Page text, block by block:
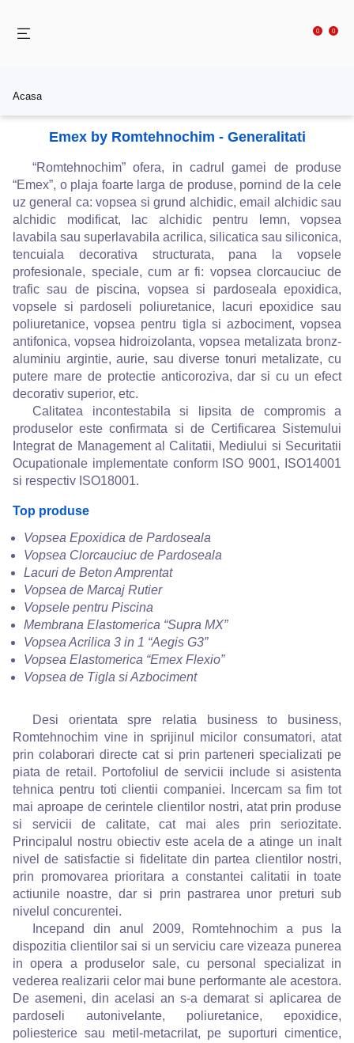
0 0
Acasa
Emex by Romtehnochim - Generalitati
“Romtehnochim” ofera, in cadrul gamei de produse
“Emex”, o plaja foarte larga de produse, pornind de la cele
uz general ca: vopsea si grund alchidic, email alchidic sau
alchidic modificat, lac alchidic pentru lemn, vopsea
lavabila sau superlavabila acrilica, silicatica sau siliconica,
tencuiala decorativa structurata, pana la vopsele
profesionale, speciale, cum ar fi: vopsea clorcauciuc de
trafic sau de piscina, vopsea si pardoseala epoxidica,
vopsele si pardoseli poliuretanice, lacuri epoxidice sau
poliuretanice, vopsea pentru tigla si azbociment, vopsea
antifonica, vopsea hidroizolanta, vopsea metalizata bronz-
aluminiu argintie, aurie, sau diverse tonuri metalizate, cu
putere mare de protectie anticoroziva, dar si cu un efect
decorativ superior, etc.
Calitatea incontestabila si lipsita de compromis a
produselor este confirmata si de Certificarea Sistemului
Integrat de Management al Calitatii, Mediului si Securitatii
Ocupationale implementate conform ISO 9001, ISO14001
si respectiv ISO18001.
Top produse
Vopsea Epoxidica de Pardoseala
Vopsea Clorcauciuc de Pardoseala
Lacuri de Beton Amprentat
Vopsea de Marcaj Rutier
Vopsele pentru Piscina
Membrana Elastomerica “Supra MX”
Vopsea Acrilica 3 in 1 “Aegis G3”
Vopsea Elastomerica “Emex Flexio”
Vopsea de Tigla si Azbociment
Desi orientata spre relatia business to business,
Romtehnochim vine in sprijinul micilor consumatori, atat
prin colaborari directe cat si prin parteneri specializati pe
piata de retail. Portofoliul de servicii include si asistenta
tehnica pentru toti clientii companiei. Incercam sa fim tot
mai aproape de cerintele clientilor nostri, atat prin produse
si servicii de calitate, cat mai ales prin seriozitate.
Principalul nostru obiectiv este acela de a atinge un inalt
nivel de satisfactie si fidelitate din partea clientilor nostri,
prin promovarea prioritara a constantei calitatii in toate
actiunile noastre, dar si prin pastrarea unor preturi sub
nivelul concurentei.
Incepand din anul 2009, Romtehnochim a pus la
dispozitia clientilor sai si un serviciu care vizeaza punerea
in opera a produselor sale, cu personal specializat in
vederea realizarii celor mai bune performante ale acestora.
De asemeni, din acelasi an s-a demarat si aplicarea de
pardoseli autonivelante, poliuretanice, epoxidice,
poliesterice sau metil-metacrilat, pe suporturi cimentice,